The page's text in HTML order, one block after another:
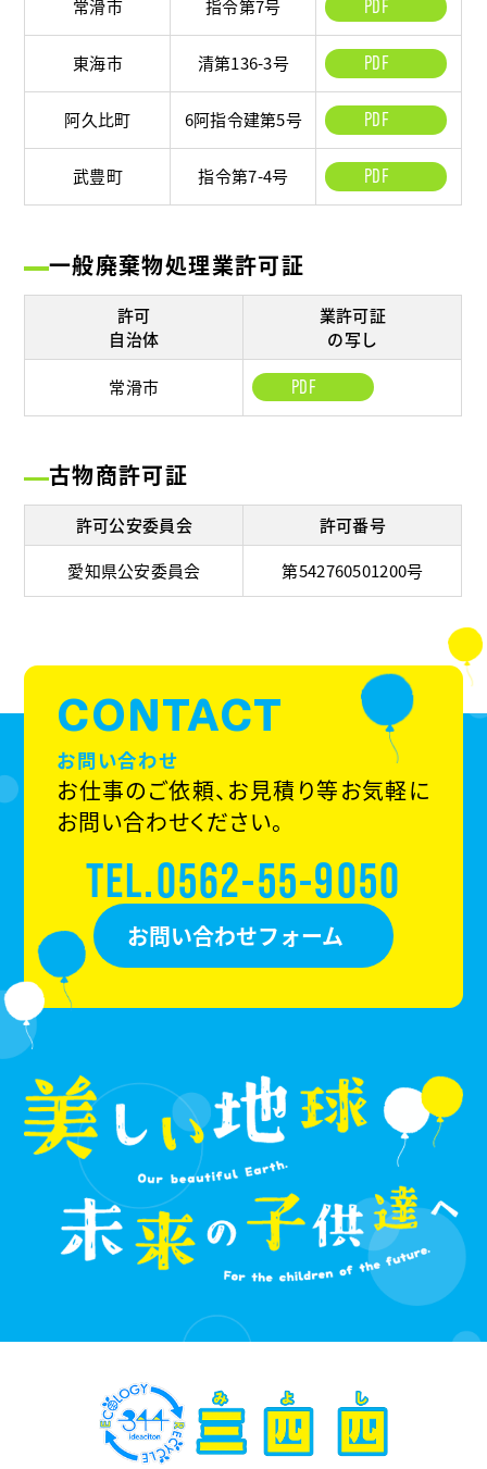
常滑市 指令第7号 PDF
東海市 清第136-3号 PDF
阿久比町 6阿指令建第5号 PDF
武豊町 指令第7-4号 PDF
一般廃棄物処理業許可証
許可
自治体
業許可証
の写し
常滑市 PDF
古物商許可証
許可公安委員会
許可番号
愛知県公安委員会
第542760501200号
CONTACT
お問い合わせ
お仕事のご依頼、お見積り等お気軽に
お問い合わせください。
TEL.0562-55-9050
お問い合わせフォーム